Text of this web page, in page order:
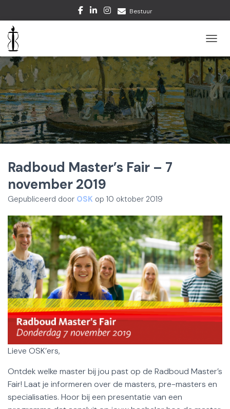
Bestuur
Radboud Master’s Fair – 7
november 2019
Gepubliceerd door OSK op 10 oktober 2019
Lieve OSK’ers,
Ontdek welke master bij jou past op de Radboud Master’s
Fair! Laat je informeren over de masters, pre-masters en
specialisaties. Hoor bij een presentatie van een